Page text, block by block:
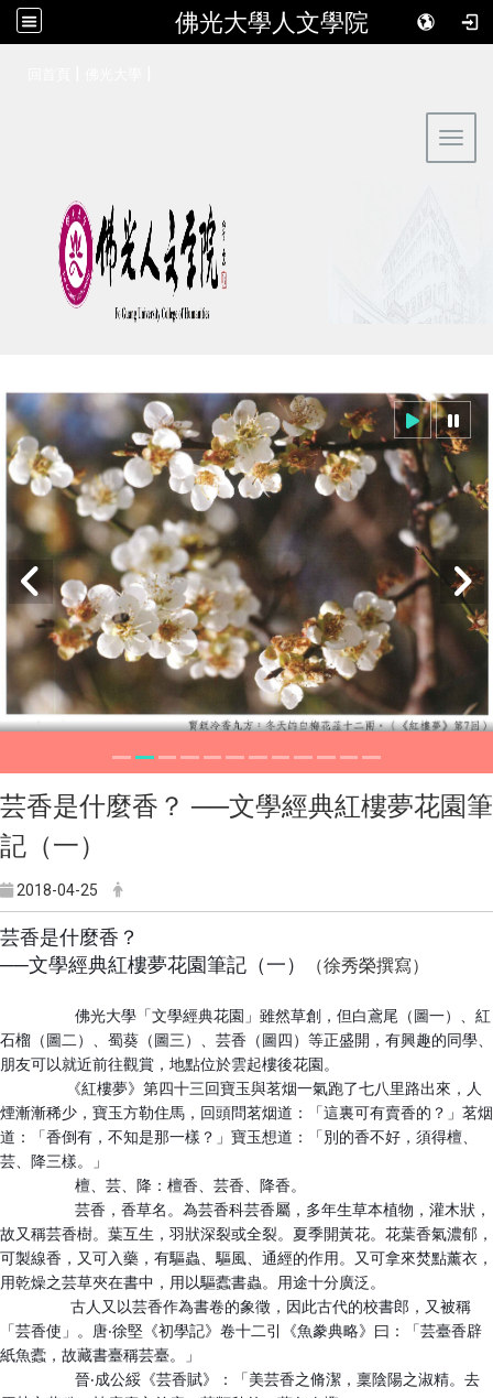
佛光大學人文學院
芸香是什麼香？ ──文學經典紅樓夢花園筆
記（一）
2018-04-25
芸香是什麼香？
──文學經典紅樓夢花園筆記（一）
（徐秀榮撰寫）
佛光大學「文學經典花園」雖然草創，但白鳶尾（圖一）、紅
石榴（圖二）、蜀葵（圖三）、芸香（圖四）等正盛開，有興趣的同學、
朋友可以就近前往觀賞，地點位於雲起樓後花園。
《紅樓夢》第四十三回寶玉與茗烟一氣跑了七八里路出來，人
煙漸漸稀少，寶玉方勒住馬，回頭問茗烟道：「這裏可有賣香的？」茗烟
道：「香倒有，不知是那一樣？」寶玉想道：「別的香不好，須得檀、
芸、降三樣。」
檀、芸、降：檀香、芸香、降香。
芸香，香草名。為芸香科芸香屬，多年生草本植物，灌木狀，
故又稱芸香樹。葉互生，羽狀深裂或全裂。夏季開黃花。花葉香氣濃郁，
可製線香，又可入藥，有驅蟲、驅風、通經的作用。又可拿來焚點薰衣，
用乾燥之芸草夾在書中，用以驅蠹書蟲。用途十分廣泛。
古人又以芸香作為書卷的象徵，因此古代的校書郎，又被稱
「芸香使」。唐‧徐堅《初學記》卷十二引《魚豢典略》曰：「芸臺香辟
紙魚蠹，故藏書臺稱芸臺。」
晉‧成公綏《芸香賦》：「美芸香之脩潔，稟陰陽之淑精。去